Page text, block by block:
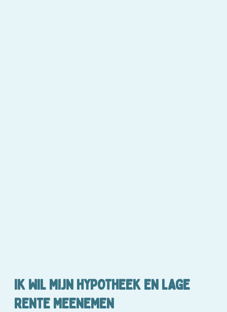
IK WIL MIJN HYPOTHEEK EN LAGE
RENTE MEENEMEN